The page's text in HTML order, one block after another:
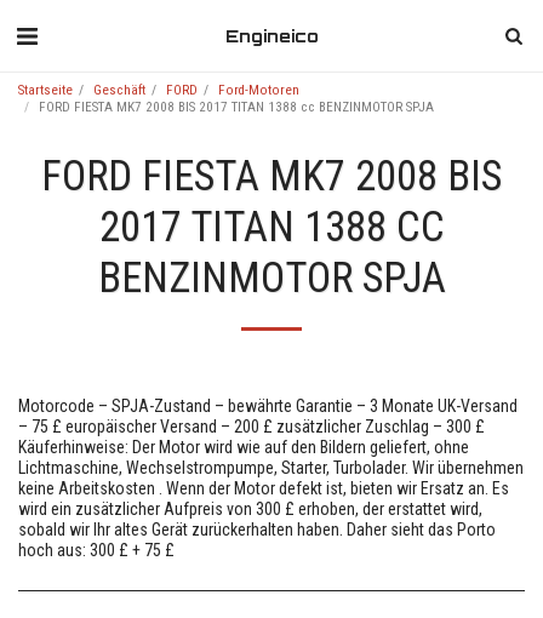
Engineico
Startseite Geschäft FORD
Ford-Motoren
FORD FIESTA MK7 2008 BIS 2017 TITAN 1388 cc BENZINMOTOR SPJA
FORD FIESTA MK7 2008 BIS
2017 TITAN 1388 CC
BENZINMOTOR SPJA
Motorcode – SPJA-Zustand – bewährte Garantie – 3 Monate UK-Versand
– 75 £ europäischer Versand – 200 £ zusätzlicher Zuschlag – 300 £
Käuferhinweise: Der Motor wird wie auf den Bildern geliefert, ohne
Lichtmaschine, Wechselstrompumpe, Starter, Turbolader. Wir übernehmen
keine Arbeitskosten . Wenn der Motor defekt ist, bieten wir Ersatz an. Es
wird ein zusätzlicher Aufpreis von 300 £ erhoben, der erstattet wird,
sobald wir Ihr altes Gerät zurückerhalten haben. Daher sieht das Porto
hoch aus: 300 £ + 75 £